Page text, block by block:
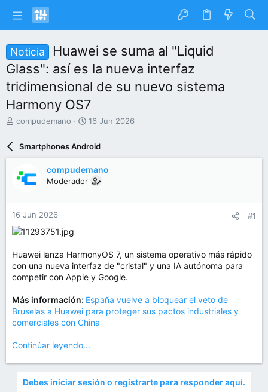
Noticia
Huawei se suma al "Liquid
Glass": así es la nueva interfaz
tridimensional de su nuevo sistema
Harmony OS7
I
a
r
d
e
l
t
e
m
a
compudemano
F
h
d
e
n
16 Jun 2026
Smartphones Android
compudemano
Moderador
16 Jun 2026 #1
Huawei lanza HarmonyOS 7, un sistema operativo más rápido
con una nueva interfaz de "cristal" y una IA autónoma para
competir con Apple y Google.
Más información: España vuelve a bloquear el veto de
Bruselas a Huawei para proteger sus pactos industriales y
comerciales con China
Continúar leyendo...
Debes iniciar sesión o registrarte para responder aquí.